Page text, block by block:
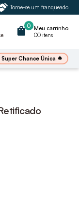
Torne-se um franqueado
0
shopping_bag
Meu carrinho
00 itens
Super Chance Única 🔥